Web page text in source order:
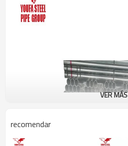
VER MÁS
recomendar